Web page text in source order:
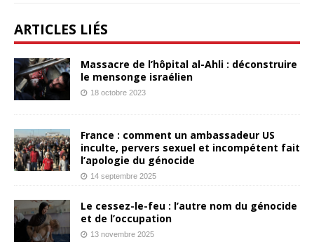
ARTICLES LIÉS
Massacre de l’hôpital al-Ahli : déconstruire
le mensonge israélien
18 octobre 2023
France : comment un ambassadeur US
inculte, pervers sexuel et incompétent fait
l’apologie du génocide
14 septembre 2025
Le cessez-le-feu : l’autre nom du génocide
et de l’occupation
13 novembre 2025